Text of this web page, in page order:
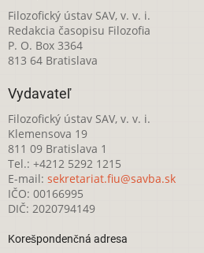
Filozofický ústav SAV, v. v. i.
Redakcia časopisu Filozofia
P. O. Box 3364
813 64 Bratislava
Vydavateľ
Filozofický ústav SAV, v. v. i.
Klemensova 19
811 09 Bratislava 1
Tel.: +4212 5292 1215
E-mail: sekretariat.fiu@savba.sk
IČO: 00166995
DIČ: 2020794149
Korešpondenčná adresa